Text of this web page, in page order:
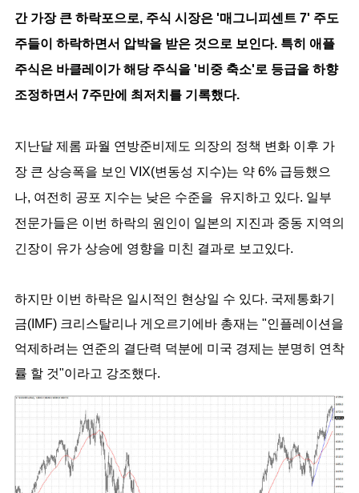
간 가장 큰 하락포으로, 주식 시장은 '매그니피센트 7' 주도
주들이 하락하면서 압박을 받은 것으로 보인다. 특히 애플
주식은 바클레이가 해당 주식을 '비중 축소'로 등급을 하향
조정하면서 7주만에 최저치를 기록했다.
지난달 제롬 파월 연방준비제도 의장의 정책 변화 이후 가
장 큰 상승폭을 보인 VIX(변동성 지수)는 약 6% 급등했으
나, 여전히 공포 지수는 낮은 수준을 유지하고 있다. 일부
전문가들은 이번 하락의 원인이 일본의 지진과 중동 지역의
긴장이 유가 상승에 영향을 미친 결과로 보고있다.
하지만 이번 하락은 일시적인 현상일 수 있다. 국제통화기
금(IMF) 크리스탈리나 게오르기에바 총재는 "인플레이션을
억제하려는 연준의 결단력 덕분에 미국 경제는 분명히 연착
률 할 것"이라고 강조했다.